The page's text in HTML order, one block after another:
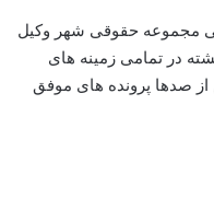
مجموعه حقوقی شهر وکیل
در تمامی زمینه های
صدها پرونده های موفق